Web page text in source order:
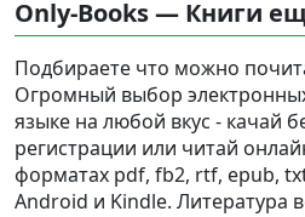
Only-Books — Книги
Подбираете что можно
Огромный выбор
языке на любой вкус - качай
регистрации или читай
форматах pdf, fb2, rtf, epub,
Android и Kindle. Литература